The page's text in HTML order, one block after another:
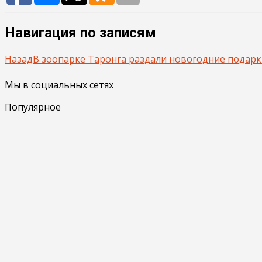
Навигация по записям
НазадВ зоопарке Таронга раздали новогодние
Мы в социальных сетях
Популярное